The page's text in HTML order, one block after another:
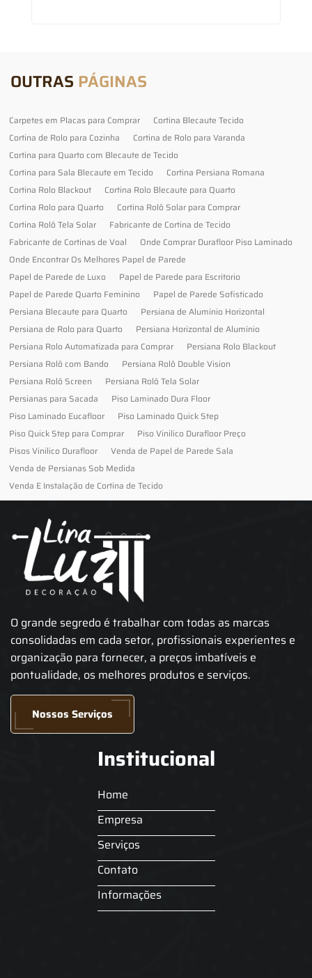
OUTRAS PÁGINAS
Carpetes em Placas para Comprar
Cortina Blecaute Tecido
Cortina de Rolo para Cozinha
Cortina de Rolo para Varanda
Cortina para Quarto com Blecaute de Tecido
Cortina para Sala Blecaute em Tecido
Cortina Persiana Romana
Cortina Rolo Blackout
Cortina Rolo Blecaute para Quarto
Cortina Rolo para Quarto
Cortina Rolô Solar para Comprar
Cortina Rolô Tela Solar
Fabricante de Cortina de Tecido
Fabricante de Cortinas de Voal
Onde Comprar Durafloor Piso Laminado
Onde Encontrar Os Melhores Papel de Parede
Papel de Parede de Luxo
Papel de Parede para Escritorio
Papel de Parede Quarto Feminino
Papel de Parede Sofisticado
Persiana Blecaute para Quarto
Persiana de Alumínio Horizontal
Persiana de Rolo para Quarto
Persiana Horizontal de Alumínio
Persiana Rolo Automatizada para Comprar
Persiana Rolo Blackout
Persiana Rolô com Bando
Persiana Rolô Double Vision
Persiana Rolô Screen
Persiana Rolô Tela Solar
Persianas para Sacada
Piso Laminado Dura Floor
Piso Laminado Eucafloor
Piso Laminado Quick Step
Piso Quick Step para Comprar
Piso Vinilico Durafloor Preço
Pisos Vinilico Durafloor
Venda de Papel de Parede Sala
Venda de Persianas Sob Medida
Venda E Instalação de Cortina de Tecido
O grande segredo é trabalhar com todas as marcas
consolidadas em cada setor, profissionais experientes e
organização para fornecer, a preços imbatíveis e
pontualidade, os melhores produtos e serviços.
Nossos Serviços
Institucional
Home
Empresa
Serviços
Contato
Informações